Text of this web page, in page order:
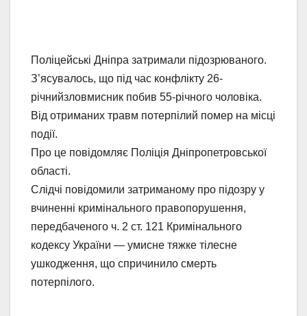
Поліцейські Дніпра затримали підозрюваного.
З’ясувалось, що під час конфлікту 26-
річнийзловмисник побив 55-річного чоловіка.
Від отриманих травм потерпілий помер на місці
події.
Про це повідомляє Поліція Дніпропетровської
області.
Слідчі повідомили затриманому про підозру у
вчиненні кримінального правопорушення,
передбаченого ч. 2 ст. 121 Кримінального
кодексу України — умисне тяжке тілесне
ушкодження, що спричинило смерть
потерпілого.